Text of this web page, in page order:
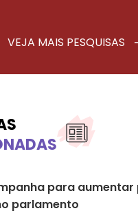
VEJA MAIS PESQUISAS
para
parlamento